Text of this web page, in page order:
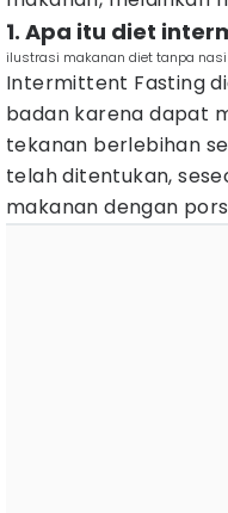
1. Apa itu diet
ilustrasi makanan diet tanpa
Intermittent Fasting
badan karena dapat
tekanan berlebihan
telah ditentukan,
makanan dengan